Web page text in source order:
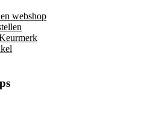
webshop